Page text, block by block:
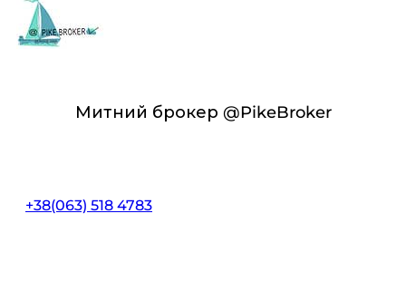
Митний брокер @PikeBroker
+38(063) 518 4783